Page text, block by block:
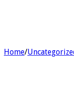
Home/